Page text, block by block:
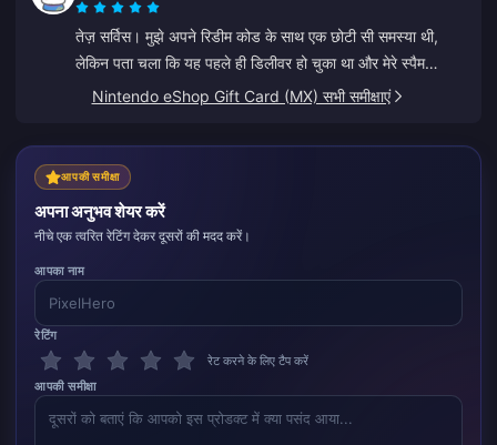
तेज़ सर्विस। मुझे अपने रिडीम कोड के साथ एक छोटी सी समस्या थी,
लेकिन पता चला कि यह पहले ही डिलीवर हो चुका था और मेरे स्पैम
फ़ोल्डर में चला गया था। सपोर्ट से संपर्क करने के बाद समस्या का समाधान
Nintendo eShop Gift Card (MX) सभी समीक्षाएं
आपकी समीक्षा
अपना अनुभव शेयर करें
नीचे एक त्वरित रेटिंग देकर दूसरों की मदद करें।
आपका नाम
रेटिंग
रेट करने के लिए टैप करें
आपकी समीक्षा